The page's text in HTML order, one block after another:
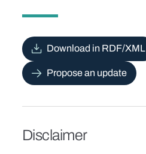
Download in RDF/XML
Propose an update
Disclaimer